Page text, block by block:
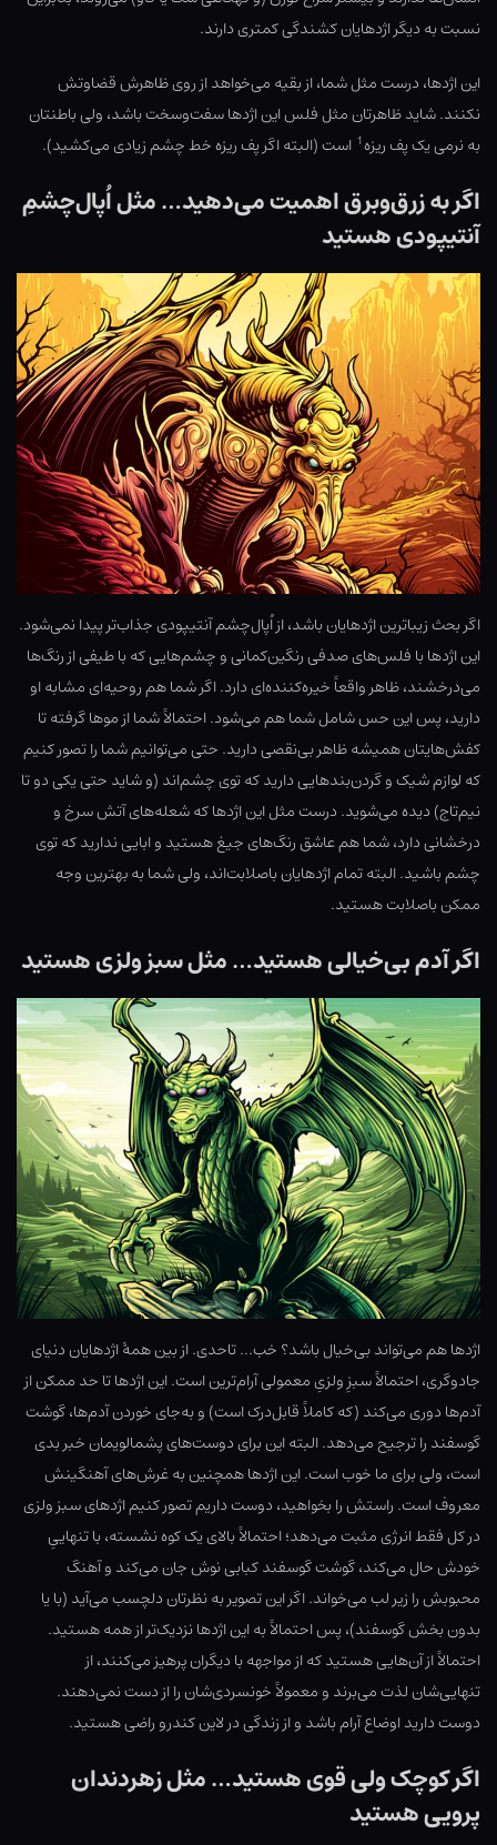
نسبت به دیگر اژدهایان کشندگی کمتری دارند.
این اژدها، درست مثل شما، از بقیه می‌خواهد از روی ظاهرش قضاوتش
نکنند. شاید ظاهرتان مثل فلس این اژدها سفت‌وسخت باشد، ولی باطنتان
به نرمی یک پف ریزه1 است (البته اگر پف ریزه خط چشم زیادی می‌کشید).
اگر به زرق‌وبرق اهمیت می‌دهید… مثل اُپال‌چشمِ
آنتیپودی هستید
اگر بحث زیباترین اژدهایان باشد، از اُپال‌چشم آنتیپودی جذاب‌تر پیدا نمی‌شود.
این اژدها با فلس‌های صدفی رنگین‌کمانی و چشم‌هایی که با طیفی از رنگ‌ها
می‌درخشند، ظاهر واقعاً خیره‌کننده‌ای دارد. اگر شما هم روحیه‌ای مشابه او
دارید، پس این حس شامل شما هم می‌شود. احتمالاً شما از موها گرفته تا
کفش‌هایتان همیشه ظاهر بی‌نقصی دارید. حتی می‌توانیم شما را تصور کنیم
که لوازم شیک و گردن‌بندهایی دارید که توی چشم‌اند (و شاید حتی یکی دو تا
نیم‌تاج) دیده می‌شوید. درست مثل این اژدها که شعله‌های آتش سرخ و
درخشانی دارد، شما هم عاشق رنگ‌های جیغ هستید و ابایی ندارید که توی
چشم باشید. البته تمام اژدهایان باصلابت‌اند، ولی شما به بهترین وجه
ممکن باصلابت هستید.
اگر آدم بی‌خیالی هستید… مثل سبز ولزی هستید
اژدها هم می‌تواند بی‌خیال باشد؟ خب… تاحدی. از بین همهٔ اژدهایان دنیای
جادوگری، احتمالاً سبزِ ولزیِ معمولی آرام‌ترین است. این اژدها تا حد ممکن از
آدم‌ها دوری می‌کند (که کاملاً قابل‌درک است) و به‌جای خوردن آدم‌ها، گوشت
گوسفند را ترجیح می‌دهد. البته این برای دوست‌های پشمالویمان خبر بدی
است، ولی برای ما خوب است. این اژدها همچنین به غرش‌های آهنگینش
معروف است. راستش را بخواهید، دوست داریم تصور کنیم اژدهای سبز ولزی
در کل فقط انرژی مثبت می‌دهد؛ احتمالاً بالای یک کوه نشسته، با تنهاییِ
خودش حال می‌کند، گوشت گوسفند کبابی نوش جان می‌کند و آهنگ
محبوبش را زیر لب می‌خواند. اگر این تصویر به نظرتان دلچسب می‌آید (با یا
بدون بخش گوسفند)، پس احتمالاً به این اژدها نزدیک‌تر از همه هستید.
احتمالاً از آن‌هایی هستید که از مواجهه با دیگران پرهیز می‌کنند، از
تنهایی‌شان لذت می‌برند و معمولاً خونسردی‌شان را از دست نمی‌دهند.
دوست دارید اوضاع آرام باشد و از زندگی در لاین کندرو راضی هستید.
اگر کوچک ولی قوی هستید… مثل زهردندان
پرویی هستید